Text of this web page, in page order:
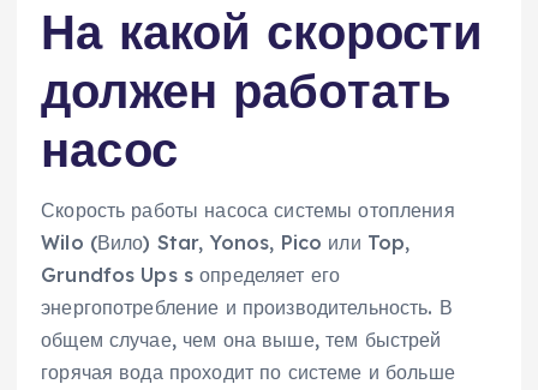
На какой скорости
должен работать
насос
Скорость работы насоса системы отопления
Wilo (Вило) Star, Yonos, Pico или Top,
Grundfos Ups s определяет его
энергопотребление и производительность. В
общем случае, чем она выше, тем быстрей
горячая вода проходит по системе и больше